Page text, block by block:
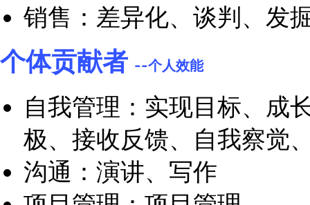
项目管理：项目管理
协作：问责、艰难对
各层级领导者 --成功的文化
信任：建立信任关系